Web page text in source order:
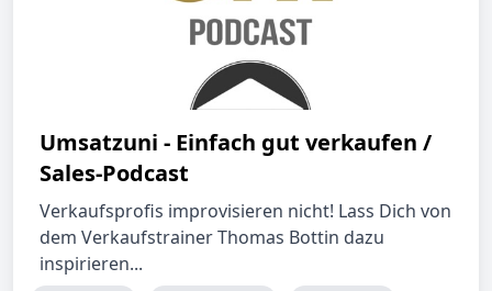
Umsatzuni - Einfach gut verkaufen /
Sales-Podcast
Verkaufsprofis improvisieren nicht! Lass Dich von
dem Verkaufstrainer Thomas Bottin dazu
inspirieren...